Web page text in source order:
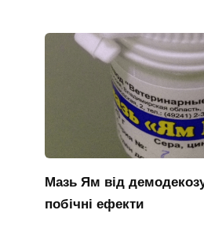
Мазь Ям від
побічні ефекти